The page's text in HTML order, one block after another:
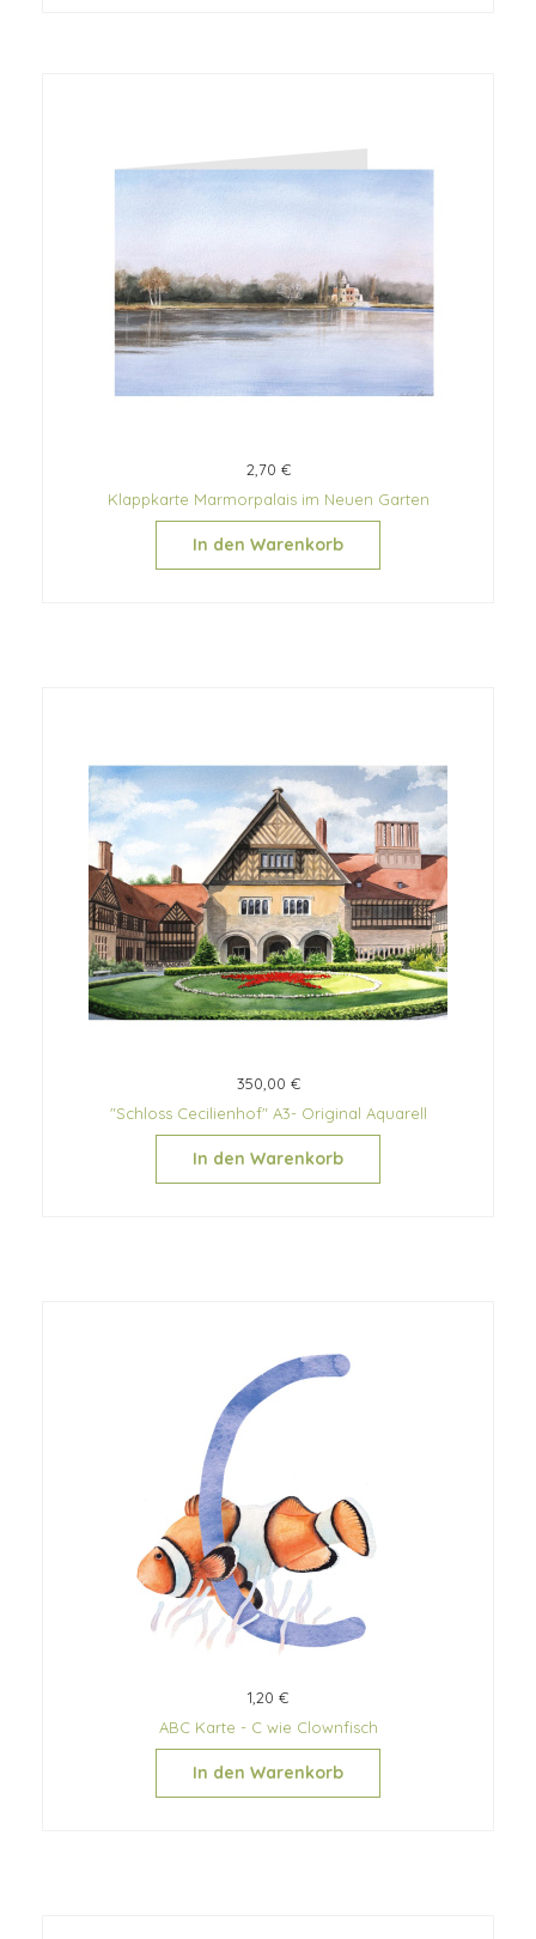
2,70 €
Klappkarte Marmorpalais im Neuen Garten
In den Warenkorb
350,00 €
"Schloss Cecilienhof" A3- Original Aquarell
In den Warenkorb
1,20 €
ABC Karte - C wie Clownfisch
In den Warenkorb